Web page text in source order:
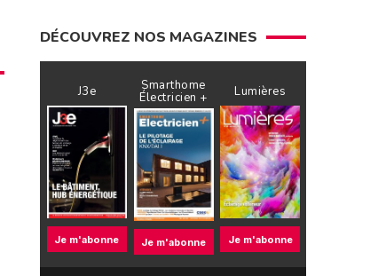
DÉCOUVREZ NOS MAGAZINES
J3e
Je m'abonne
Smarthome
Électricien +
Je m'abonne
Lumières
Je m'abonne